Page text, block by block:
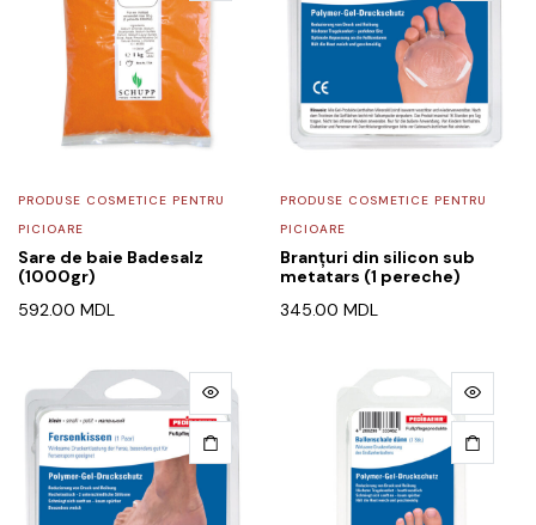
PRODUSE COSMETICE PENTRU
PICIOARE
Sare de baie Badesalz
(1000gr)
592.00 MDL
PRODUSE COSMETICE PENTRU
PICIOARE
Branțuri din silicon sub
metatars (1 pereche)
345.00 MDL